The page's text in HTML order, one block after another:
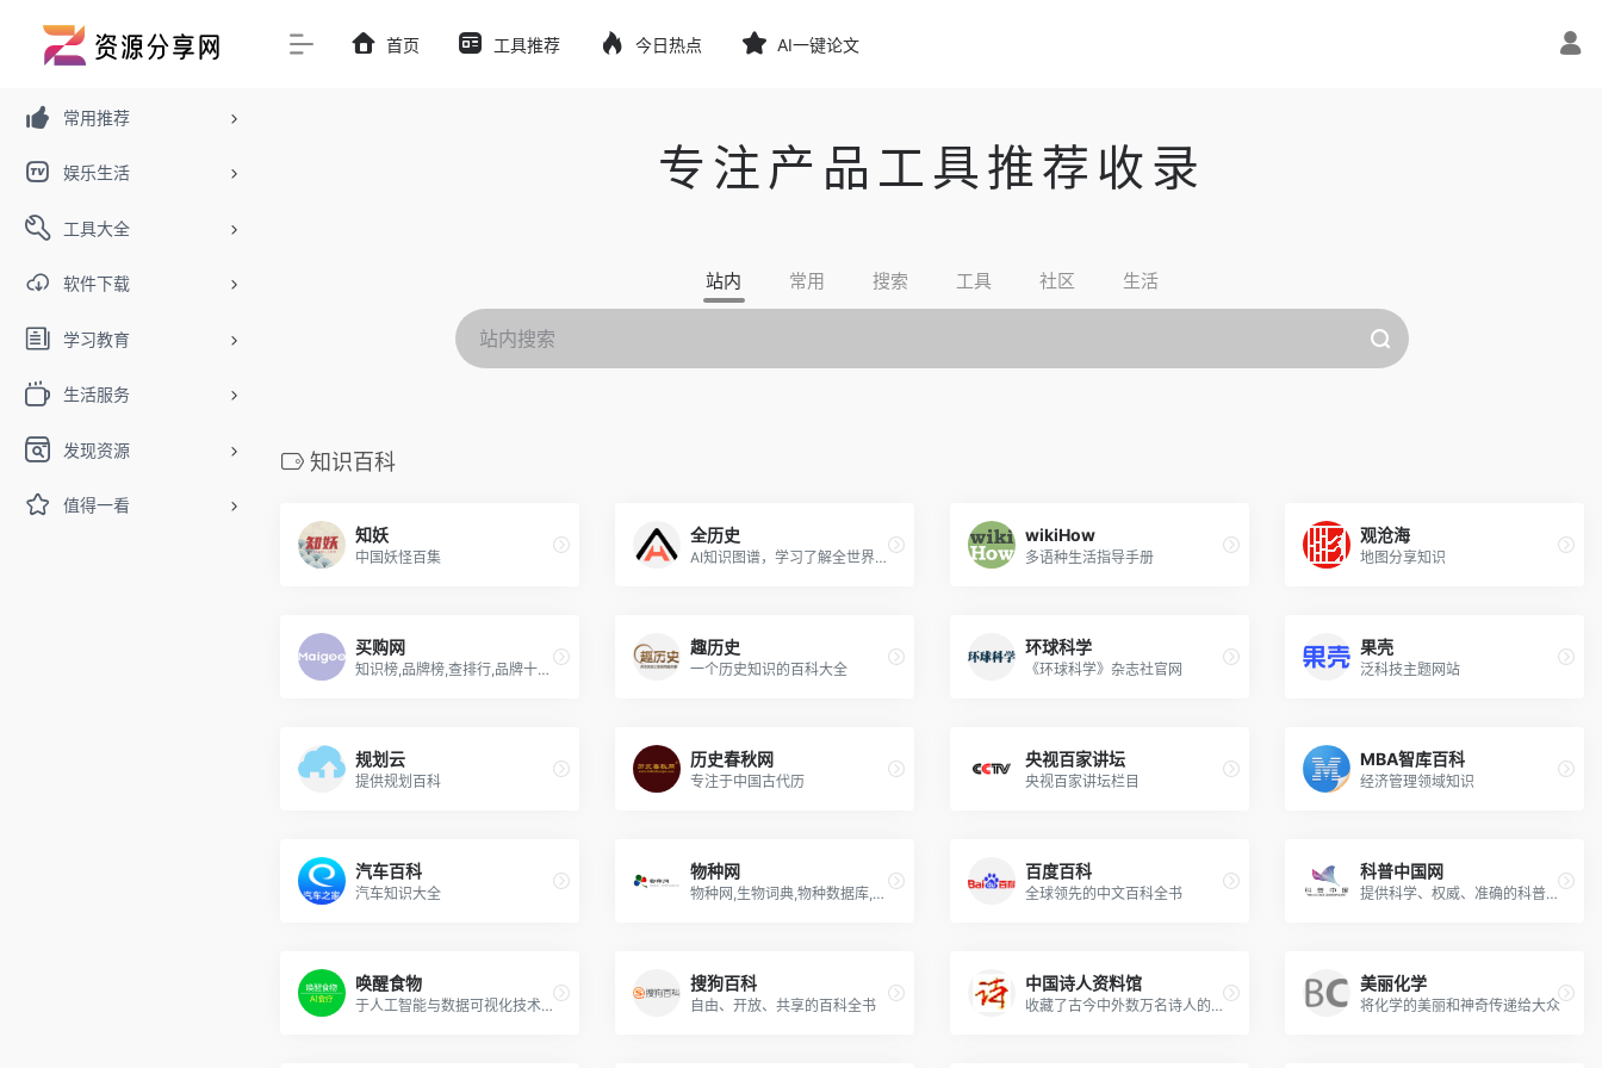
常用推荐
娱乐生活
工具大全
软件下载
学习教育
生活服务
发现资源
值得一看
首页 工具推荐 今日热点 AI一键论文
专注产品工具推荐收录
站内 常用 搜索 工具 社区 生活
知识百科
知妖
中国妖怪百集
全历史
AI知识图谱，学习了解全世界人文历史知识
wikiHow
多语种生活指导手册
观沧海
地图分享知识
买购网
知识榜,品牌榜,查排行,品牌十大与知识生活十大排行榜门户
趣历史
一个历史知识的百科大全
环球科学
《环球科学》杂志社官网
果壳
泛科技主题网站
规划云
提供规划百科
历史春秋网
专注于中国古代历
央视百家讲坛
央视百家讲坛栏目
MBA智库百科
经济管理领域知识
汽车百科
汽车知识大全
物种网
物种网,生物词典,物种数据库,物种辞典,物种信息查询,生物技术词典
百度百科
全球领先的中文百科全书
科普中国网
提供科学、权威、准确的科普信息内容和相关资讯
唤醒食物
于人工智能与数据可视化技术为您提供全面直观的食物营养成分与科学食疗方案
搜狗百科
自由、开放、共享的百科全书
中国诗人资料馆
收藏了古今中外数万名诗人的数十万首诗歌
美丽化学
将化学的美丽和神奇传递给大众